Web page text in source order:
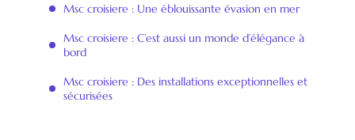
Msc croisiere : Une éblouissante évasion en mer
Msc croisiere : C’est aussi un monde d’élégance à
bord
Msc croisiere : Des installations exceptionnelles et
sécurisées